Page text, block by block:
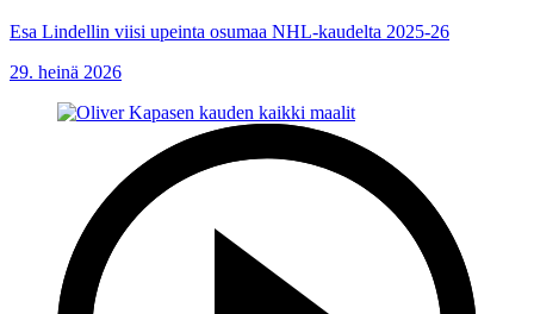
Esa Lindellin viisi upeinta osumaa NHL-kaudelta 2025-26
29. heinä 2026